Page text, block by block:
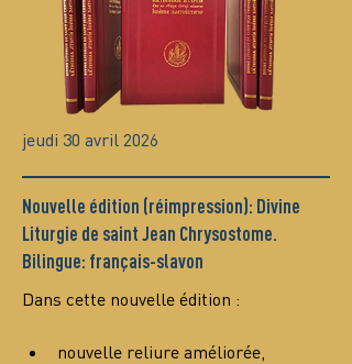
jeudi 30 avril 2026
Nouvelle édition (réimpression): Divine
Liturgie de saint Jean Chrysostome.
Bilingue: français-slavon
Dans cette nouvelle édition :
nouvelle reliure améliorée,